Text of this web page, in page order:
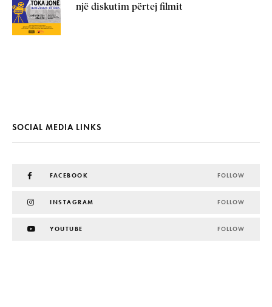
një diskutim përtej filmit
SOCIAL MEDIA LINKS
FACEBOOK FOLLOW
INSTAGRAM FOLLOW
YOUTUBE FOLLOW